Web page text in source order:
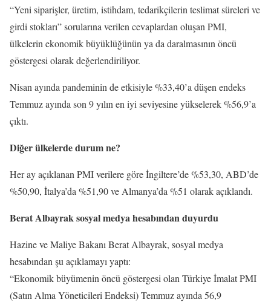
“Yeni siparişler, üretim, istihdam, tedarikçilerin teslimat süreleri ve
girdi stokları” sorularına verilen cevaplardan oluşan PMI,
ülkelerin ekonomik büyüklüğünün ya da daralmasının öncü
göstergesi olarak değerlendiriliyor.
Nisan ayında pandeminin de etkisiyle %33,40’a düşen endeks
Temmuz ayında son 9 yılın en iyi seviyesine yükselerek %56,9’a
çıktı.
Diğer ülkelerde durum ne?
Her ay açıklanan PMI verilere göre İngiltere’de %53,30, ABD’de
%50,90, İtalya’da %51,90 ve Almanya’da %51 olarak açıklandı.
Berat Albayrak sosyal medya hesabından duyurdu
Hazine ve Maliye Bakanı Berat Albayrak, sosyal medya
hesabından şu açıklamayı yaptı:
“Ekonomik büyümenin öncü göstergesi olan Türkiye İmalat PMI
(Satın Alma Yöneticileri Endeksi) Temmuz ayında 56,9